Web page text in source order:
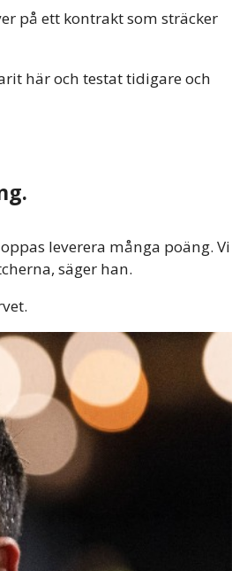
på ett kontrakt som sträcker
här och testat tidigare och
leverera många poäng. Vi
säger han.